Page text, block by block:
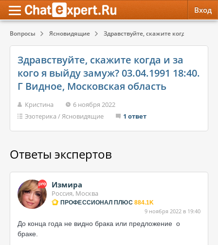
Вход
Вопросы Ясновидящие Здравствуйте, скажите когда и за
Здравствуйте, скажите когда и за
кого я выйду замуж? 03.04.1991 18:40.
Г Видное, Московская область
Кристина
6 ноября 2022
Эзотерика /Ясновидящие 1 ответ
Ответы экспертов
Измира
Россия, Москва
ПРОФЕССИОНАЛ ПЛЮС 884.1K
9 ноября 2022 в 19:40
До конца года не видно брака или предложение о
браке.
Психология
Эзотерика
Красота, Здоровье
Психология
Эзотерика
Красота, Здоровье
Обратная связь
Служба поддержки
Правила сервиса